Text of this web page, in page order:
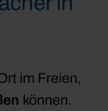
im Freien,
können.